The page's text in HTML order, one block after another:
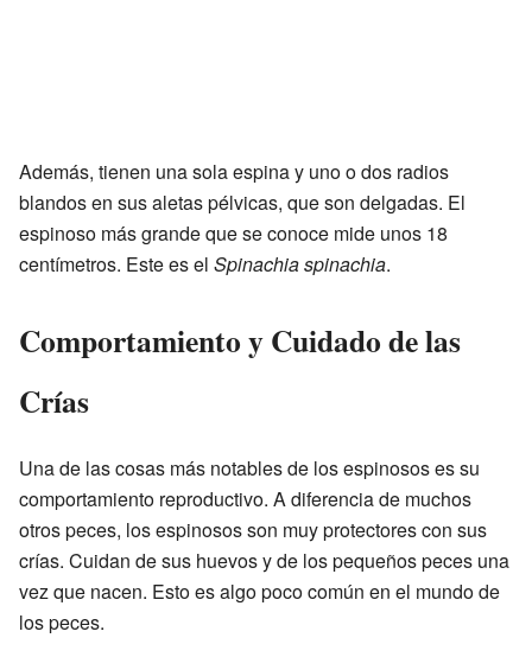
Además, tienen una sola espina y uno o dos radios
blandos en sus aletas pélvicas, que son delgadas. El
espinoso más grande que se conoce mide unos 18
centímetros. Este es el Spinachia spinachia.
Comportamiento y Cuidado de las
Crías
Una de las cosas más notables de los espinosos es su
comportamiento reproductivo. A diferencia de muchos
otros peces, los espinosos son muy protectores con sus
crías. Cuidan de sus huevos y de los pequeños peces una
vez que nacen. Esto es algo poco común en el mundo de
los peces.